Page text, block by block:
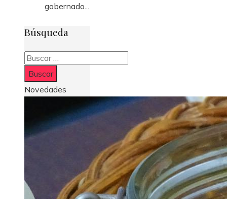
gobernado...
Búsqueda
Buscar:
Novedades